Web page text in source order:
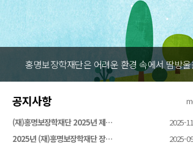
홍명보장학재단은 어려운 환경 속에서 땀방
공지사항
(재)홍명보장학재단 2025년 제…
2025-
2025년 (재)홍명보장학재단 장…
2025-